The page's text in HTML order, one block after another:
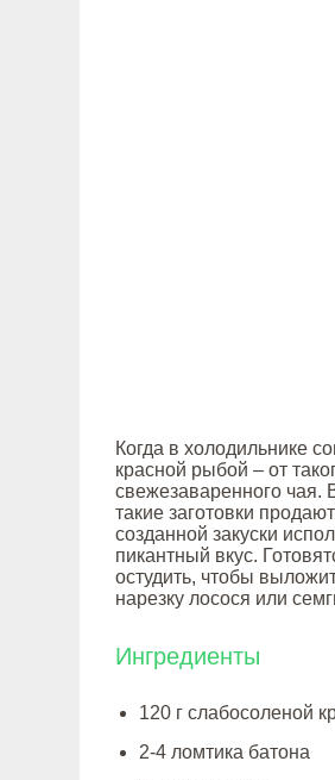
Когда в холодильнике
красной рыбой – от
свежезаваренного чая.
такие заготовки
созданной закуски
пикантный вкус.
остудить, чтобы
нарезку лосося или
Ингредиенты
120 г слабосоленой
2-4 ломтика батона